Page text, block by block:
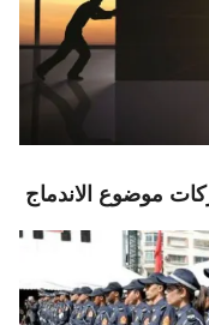
موضوع الاندماج